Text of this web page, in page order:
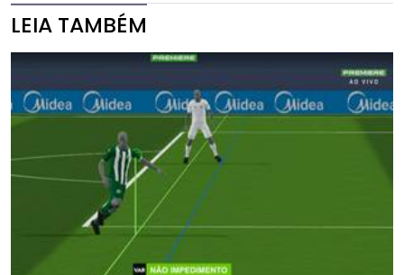
LEIA TAMBÉM